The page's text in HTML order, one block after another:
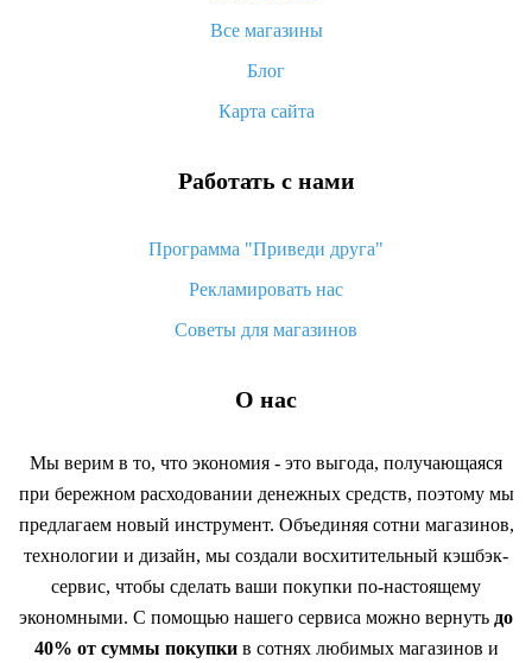
Что делать, если не пришел товар с Алиэкспресс
возврата денег
Все магазины
Блог
Карта сайта
Работать с нами
Программа "Приведи друга"
Рекламировать нас
Советы для магазинов
О нас
Мы верим в то, что экономия - это выгода, получающаяся
при бережном расходовании денежных средств, поэтому мы
предлагаем новый инструмент. Объединяя сотни магазинов,
технологии и дизайн, мы создали восхитительный кэшбэк-
сервис, чтобы сделать ваши покупки по-настоящему
экономными. С помощью нашего сервиса можно вернуть до
40% от суммы покупкив сотнях любимых магазинов и